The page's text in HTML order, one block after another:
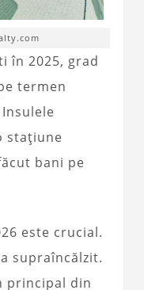
în 2025, grad
termen
stațiune
bani pe
este crucial.
supraîncălzit.
principal din